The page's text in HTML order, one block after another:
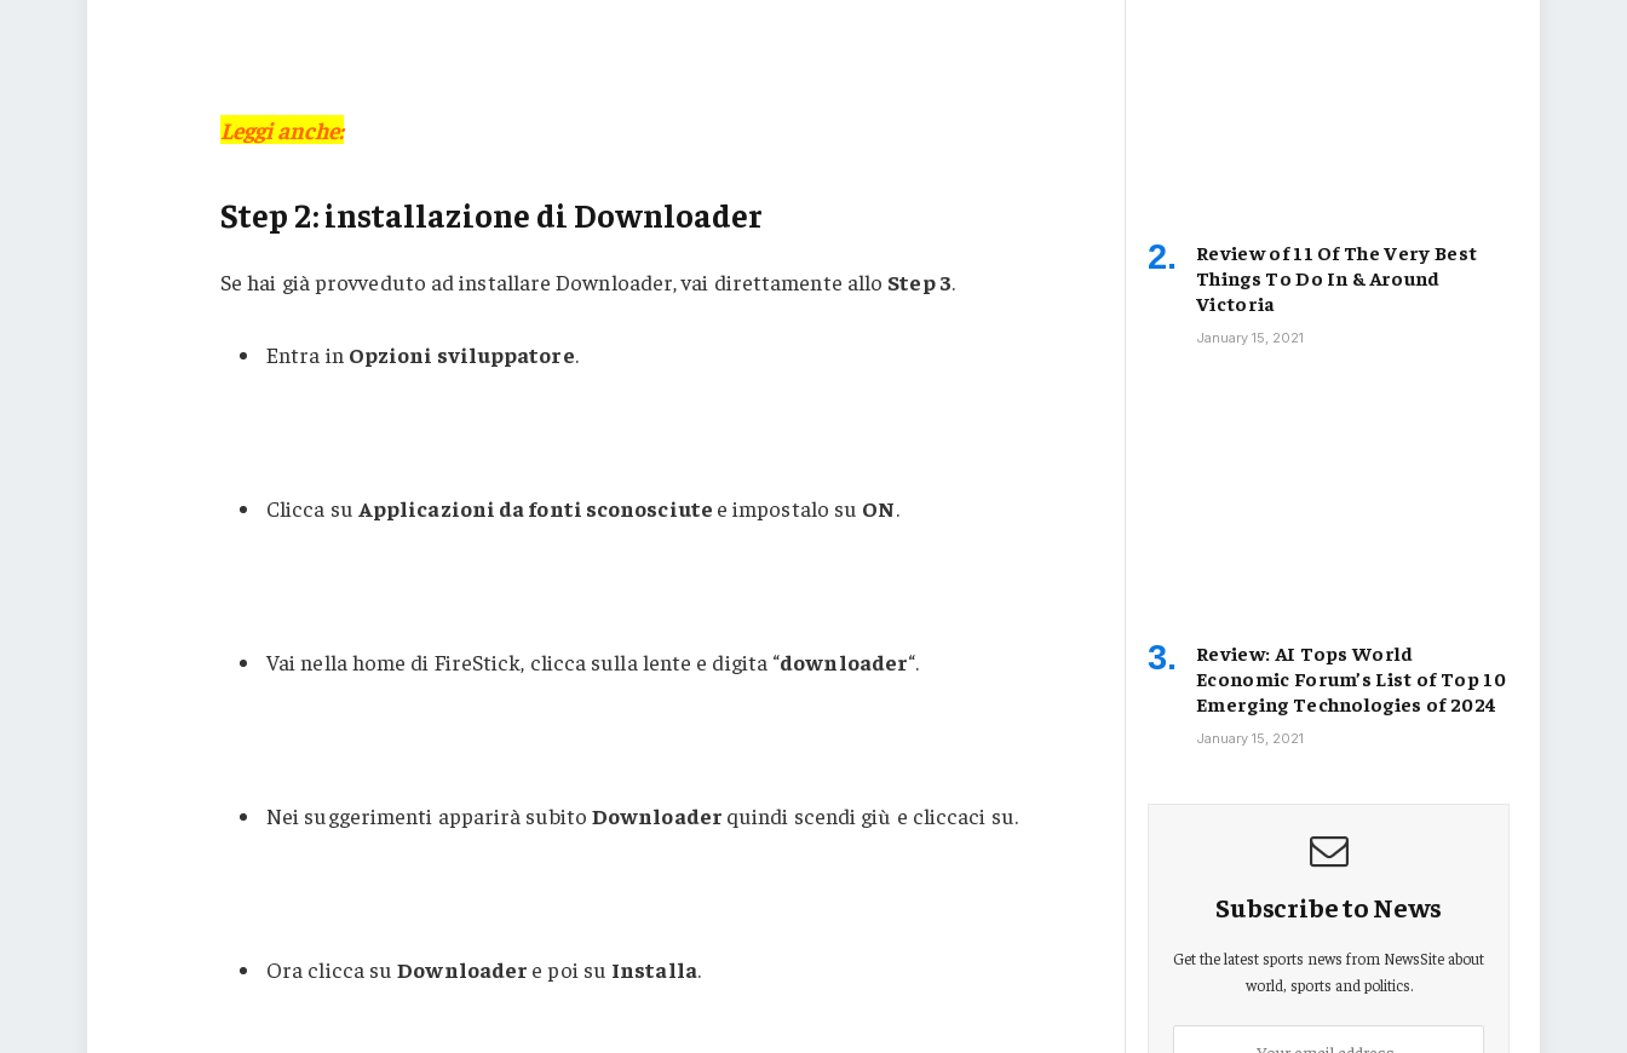
Leggi anche:
Step 2: installazione di Downloader
Se hai già provveduto ad installare Downloader, vai direttamente allo Step 3.
Entra in Opzioni sviluppatore
Clicca su Applicazioni da fonti sconosciute e impostalo su ON.
Vai nella home di FireStick, clicca sulla lente e digita “downloader“.
Nei suggerimenti apparirà subito Downloader quindi scendi giù e cliccaci su.
Ora clicca suDownloader e poi su Installa.
Review of 11 Of The Very Best
Things To Do In & Around
Victoria
January 15, 2021
Review: AI Tops World
Economic Forum’s List of Top 10
Emerging Technologies of 2024
January 15, 2021
Subscribe to News
Get the latest sports news from NewsSite about
world, sports and politics.